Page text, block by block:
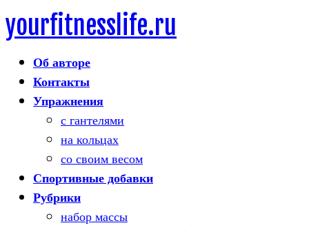
Skip
to
content
yourfitnesslife.ru
Об авторе
Контакты
Упражнения
с гантелями
на кольцах
со своим весом
Спортивные добавки
Рубрики
набор массы